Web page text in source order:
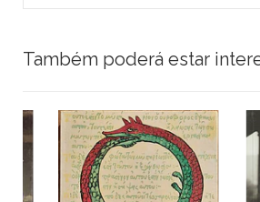
Também poderá estar